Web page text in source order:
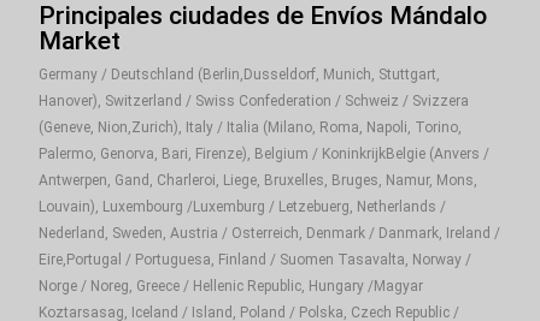
Principales ciudades de Envíos Mándalo
Market
Germany / Deutschland (Berlin,Dusseldorf, Munich, Stuttgart,
Hanover), Switzerland / Swiss Confederation / Schweiz / Svizzera
(Geneve, Nion,Zurich), Italy / Italia (Milano, Roma, Napoli, Torino,
Palermo, Genorva, Bari, Firenze), Belgium / KoninkrijkBelgie (Anvers /
Antwerpen, Gand, Charleroi, Liege, Bruxelles, Bruges, Namur, Mons,
Louvain), Luxembourg /Luxemburg / Letzebuerg, Netherlands /
Nederland, Sweden, Austria / Osterreich, Denmark / Danmark, Ireland /
Eire,Portugal / Portuguesa, Finland / Suomen Tasavalta, Norway /
Norge / Noreg, Greece / Hellenic Republic, Hungary /Magyar
Koztarsasag, Iceland / Island, Poland / Polska, Czech Republic /